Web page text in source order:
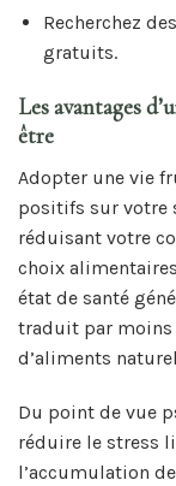
Recherchez
gratuits.
Les avantages
être
Adopter une vie
positifs sur votre
réduisant votre
choix
état de santé
traduit par
d’aliments
Du point de vue
réduire le stress
l’accumulation